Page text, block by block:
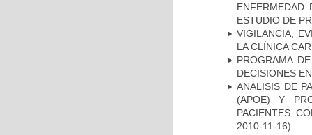
ENFERMEDAD
ESTUDIO DE
VIGILANCIA,
LA CLÍNICA
PROGRAMA
DECISIONES
ANÁLISIS DE
(APOE) Y
PACIENTES
2010-11-16)